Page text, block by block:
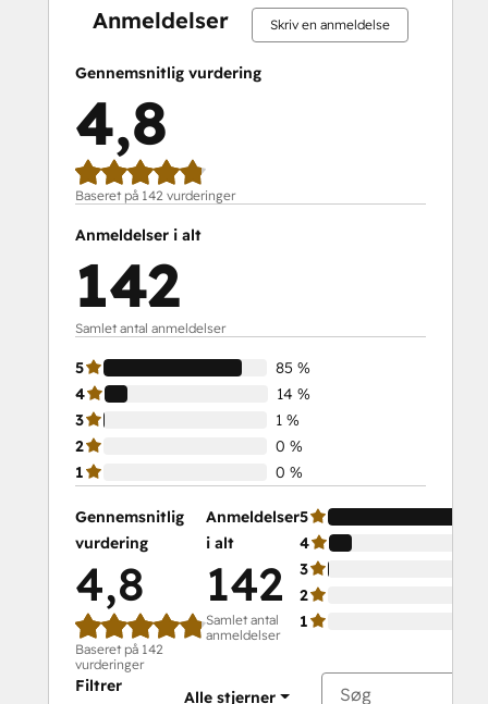
Trainer
Certification
Inbound
Inbound Marketing Optimization
Inbound Sales
Integrating With HubSpot I: Foundations
Objectives-Based Onboarding
Revenue Operations
Sales Enablement
Sales Management Training: Strategies
for Developing a Successful Modern
Salesforce Integration Certification
SEO
SEO II
Social
Media
Anmeldelser Skriv en anmeldelse
Gennemsnitlig vurdering
4,8
Baseret på 142 vurderinger
Anmeldelser i alt
142
Samlet antal anmeldelser
5
85 %
4
14 %
3
1 %
2
0 %
1
0 %
Gennemsnitlig
vurdering
4,8
Baseret på 142
vurderinger
Anmeldelser
i alt
142
Samlet antal
anmeldelser
5
4
3
2
1
Filtrer
Alle stjerner